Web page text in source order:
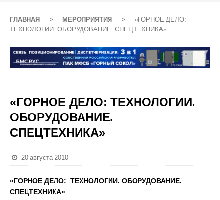
ГЛАВНАЯ > МЕРОПРИЯТИЯ >
«ГОРНОЕ ДЕЛО:
ТЕХНОЛОГИИ. ОБОРУДОВАНИЕ. СПЕЦТЕХНИКА»
«ГОРНОЕ ДЕЛО: ТЕХНОЛОГИИ.
ОБОРУДОВАНИЕ.
СПЕЦТЕХНИКА»
20 августа 2010
«ГОРНОЕ ДЕЛО: ТЕХНОЛОГИИ. ОБОРУДОВАНИЕ.
СПЕЦТЕХНИКА»